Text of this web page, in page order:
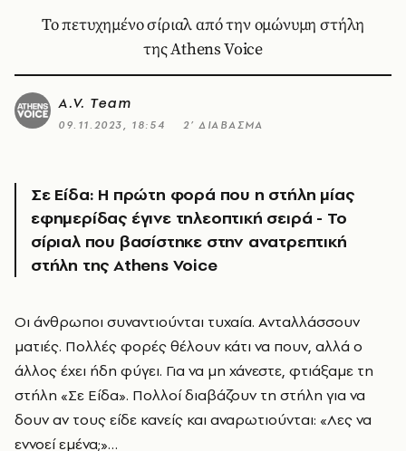
Το πετυχημένο σίριαλ από την ομώνυμη στήλη
της Athens Voice
A.V. Team
09.11.2023, 18:54 2’ ΔΙΑΒΑΣΜΑ
Σε Είδα: Η πρώτη φορά που η στήλη μίας
εφημερίδας έγινε τηλεοπτική σειρά - Το
σίριαλ που βασίστηκε στην ανατρεπτική
στήλη της Athens Voice
Οι άνθρωποι συναντιούνται τυχαία. Ανταλλάσσουν
ματιές. Πολλές φορές θέλουν κάτι να πουν, αλλά ο
άλλος έχει ήδη φύγει. Για να μη χάνεστε, φτιάξαμε τη
στήλη «Σε Είδα». Πολλοί διαβάζουν τη στήλη για να
δουν αν τους είδε κανείς και αναρωτιούνται: «Λες να
εννοεί εμένα;»…